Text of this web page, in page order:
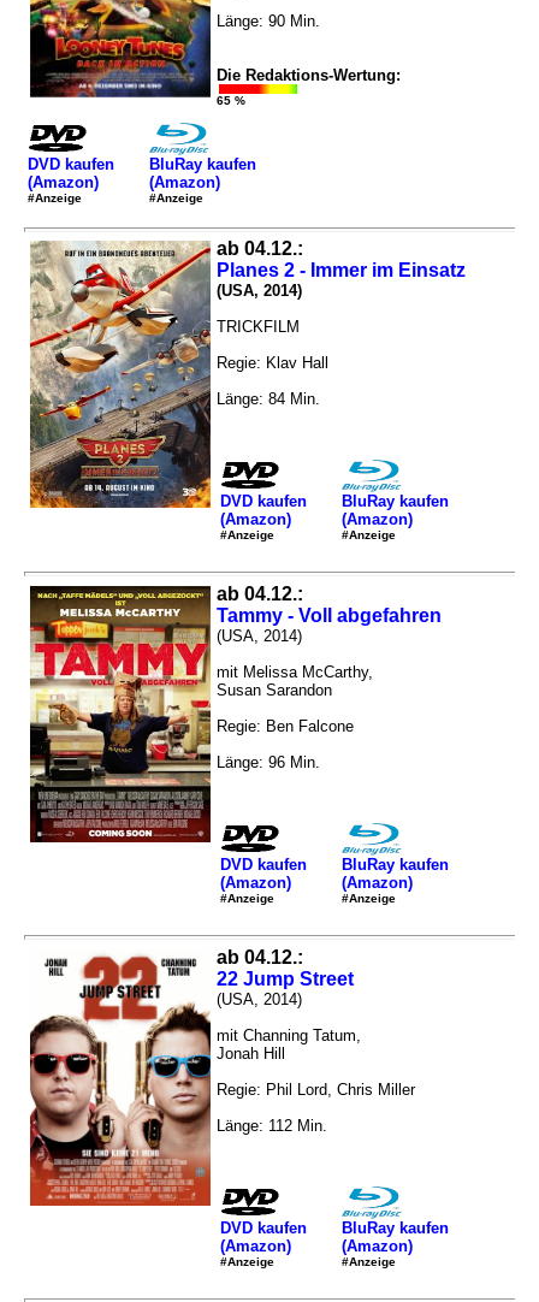
Länge: 90 Min.
Die Redaktions-Wertung:
65 %
DVD kaufen
(Amazon)
#Anzeige
BluRay kaufen
(Amazon)
#Anzeige
ab 04.12.:
Planes 2 - Immer im Einsatz
(USA, 2014)
TRICKFILM
Regie: Klav Hall
Länge: 84 Min.
DVD kaufen
(Amazon)
#Anzeige
BluRay kaufen
(Amazon)
#Anzeige
ab 04.12.:
Tammy - Voll abgefahren
(USA, 2014)
mit Melissa McCarthy,
Susan Sarandon
Regie: Ben Falcone
Länge: 96 Min.
DVD kaufen
(Amazon)
#Anzeige
BluRay kaufen
(Amazon)
#Anzeige
ab 04.12.:
22 Jump Street
(USA, 2014)
mit Channing Tatum,
Jonah Hill
Regie: Phil Lord, Chris Miller
Länge: 112 Min.
DVD kaufen
(Amazon)
#Anzeige
BluRay kaufen
(Amazon)
#Anzeige